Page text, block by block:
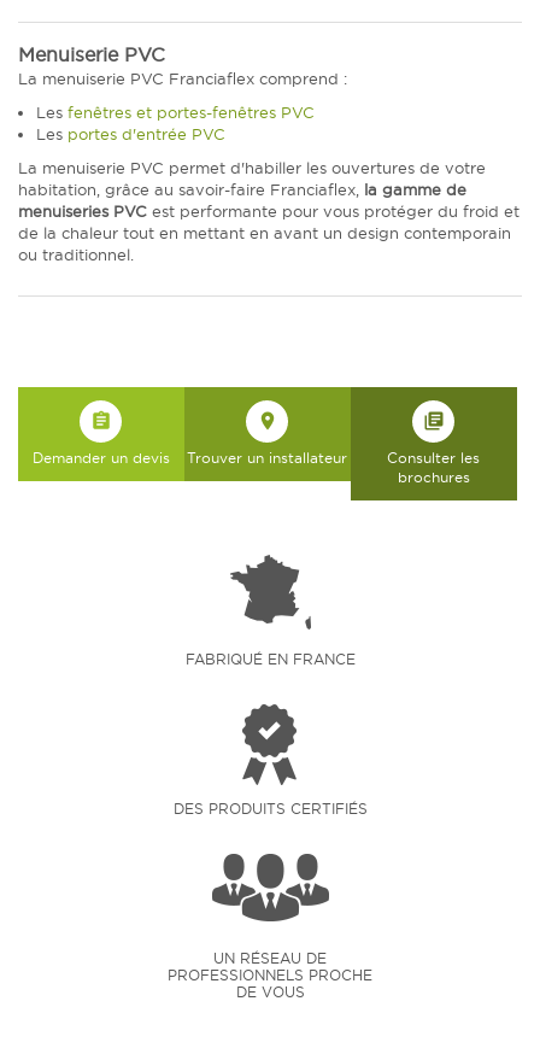
Menuiserie PVC
La menuiserie PVC Franciaflex comprend :
Les fenêtres et portes-fenêtres PVC
Les portes d'entrée PVC
La menuiserie PVC permet d'habiller les ouvertures de votre
habitation, grâce au savoir-faire Franciaflex, la gamme de
menuiseries PVC est performante pour vous protéger du froid et
de la chaleur tout en mettant en avant un design contemporain
ou traditionnel.
assignment
Demander un devis
place
Trouver un installateur
library_books
Consulter les
brochures
FABRIQUÉ EN FRANCE
DES PRODUITS CERTIFIÉS
UN RÉSEAU DE
PROFESSIONNELS PROCHE
DE VOUS